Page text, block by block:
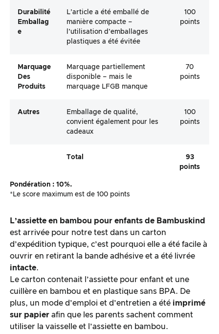
Durabilité
Emballag
E
L’article a été emballé de
manière compacte –
l’utilisation d’emballages
plastiques a été évitée
100
points
Marquage
Des
Produits
Marquage partiellement
disponible – mais le
marquage LFGB manque
70
points
Autres
Emballage de qualité,
convient également pour les
cadeaux
100
points
Total
93
points
Pondération : 10%.
*Le score maximum est de 100 points
L’assiette en bambou pour enfants de Bambuskind
est arrivée pour notre test dans un carton
d’expédition typique, c’est pourquoi elle a été facile à
ouvrir en retirant la bande adhésive et a été livrée
intacte.
Le carton contenait l’assiette pour enfant et une
cuillère en bambou et en plastique sans BPA. De
plus, un mode d’emploi et d’entretien a été imprimé
sur papier afin que les parents sachent comment
utiliser la vaisselle et l’assiette en bambou.